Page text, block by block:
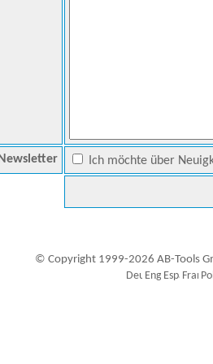
Newsletter Ich möchte über
© Copyright 1999-2026 AB-Tools